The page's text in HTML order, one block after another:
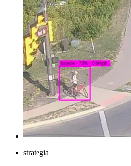
strategia